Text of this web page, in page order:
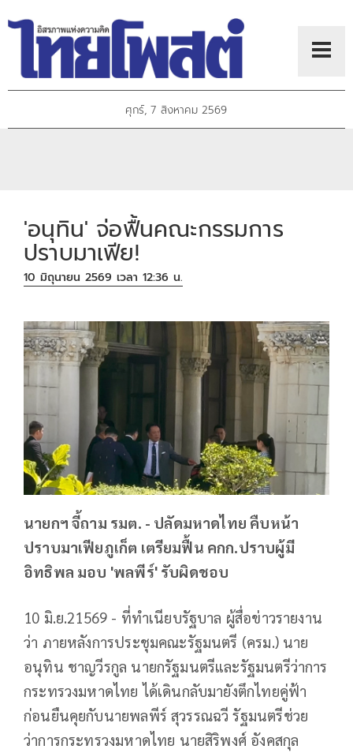
ศุกร์, 7 สิงหาคม 2569
'อนุทิน' จ่อฟื้นคณะกรรมการ
ปราบมาเฟีย!
10 มิถุนายน 2569 เวลา 12:36 น.
นายกฯ จี้ถาม รมต. - ปลัดมหาดไทย คืบหน้า
ปราบมาเฟียภูเก็ต เตรียมฟื้น คกก.ปราบผู้มี
อิทธิพล มอบ 'พลพีร์' รับผิดชอบ
10 มิ.ย.21569 - ที่ทำเนียบรัฐบาล ผู้สื่อข่าวรายงาน
ว่า ภายหลังการประชุมคณะรัฐมนตรี (ครม.) นาย
อนุทิน ชาญวีรกูล นายกรัฐมนตรีและรัฐมนตรีว่าการ
กระทรวงมหาดไทย ได้เดินกลับมายังตึกไทยคู่ฟ้า
ก่อนยืนคุยกับนายพลพีร์ สุวรรณฉวี รัฐมนตรีช่วย
ว่าการกระทรวงมหาดไทย นายสิริพงศ์ อังคสกุล